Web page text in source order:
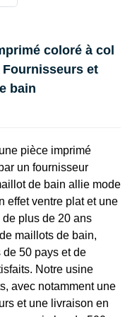
coloré à col
et
bain
pièce imprimé
un fournisseur
de bain allie mode
effet ventre plat et une
plus de 20 ans
maillots de bain,
50 pays et de
Notre usine
avec notamment une
et une livraison en